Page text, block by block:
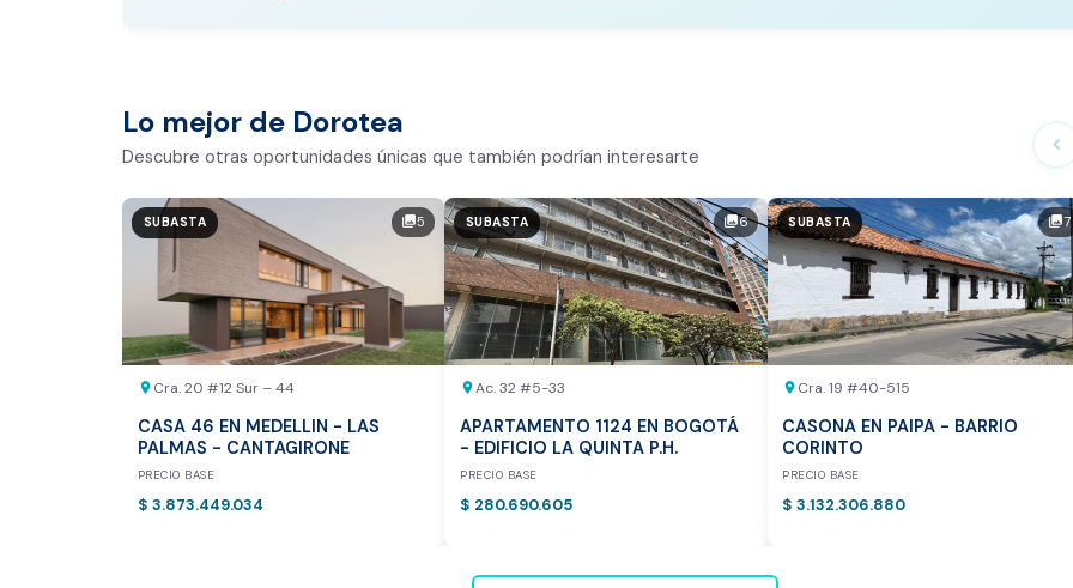
En pocos minutos avalúa con este Análisis
Análisis basado en datos reales:
Estimación del valor de la propiedad en el mercado
Tiempo promedio de venta en la zona
Rango de precios de arriendo en el sector
Valor exclusivo para clientes de Dorotea:
20.000 COP
REALIZAR AVALÚO AHORA
Vista previa del reporte de avalúo
* Servicio disponible exclusivamente para inmuebles ubicados en Bogotá y Medellín.
Lo mejor de Dorotea
Descubre otras oportunidades únicas que también podrían interesarte
chevron_left
photo_library5
SUBASTA
location_on Cra. 20 #12 Sur – 44
CASA 46 EN MEDELLIN - LAS
PALMAS - CANTAGIRONE
PRECIO BASE
$ 3.873.449.034
photo_library6
SUBASTA
location_onAc. 32 #5-33
APARTAMENTO 1124 EN BOGOTÁ
- EDIFICIO LA QUINTA P.H.
PRECIO BASE
$ 280.690.605
photo_library7
SUBASTA
location_on Cra. 19 #40-515
CASONA EN PAIPA - BARRIO
CORINTO
PRECIO BASE
$ 3.132.306.880